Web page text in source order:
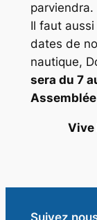
parviendra.
Il faut
dates de
nautique,
sera du 7
Vive
Suivez